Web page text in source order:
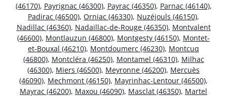
(46170), Payrignac (46300), Payrac (46350), Parnac (46140),
Padirac (46500), Orniac (46330), Nuzéjouls (46150),
Nadillac (46360), Nadaillac-de-Rouge (46350), Montvalent
(46600), Montlauzun (46800), Montgesty (46150), Montet-
et-Bouxal (46210), Montdoumerc (46230), Montcuq
(46800), Montcléra (46250), Montamel (46310), Milhac
(46300), Miers (46500), Meyronne (46200), Mercuès
(46090), Mechmont (46150), Mayrinhac-Lentour (46500),
Mayrac (46200), Maxou (46090), Masclat (46350), Martel